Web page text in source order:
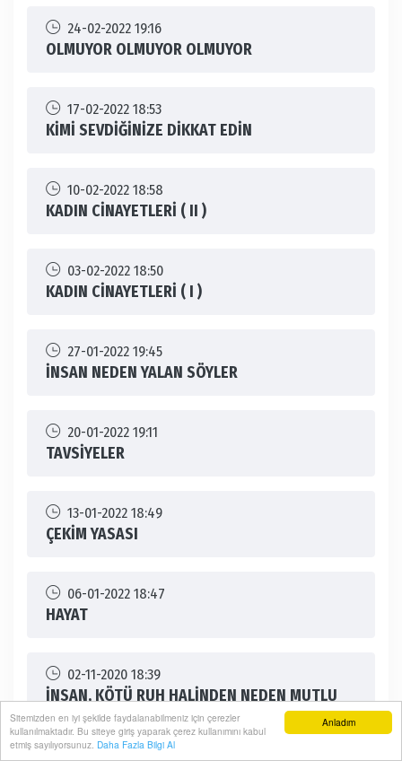
Anladım
Sitemizden en iyi şekilde faydalanabilmeniz için çerezler
kullanılmaktadır. Bu siteye giriş yaparak çerez kullanımını kabul
etmiş sayılıyorsunuz. Daha Fazla Bilgi Al
24-02-2022 19:16
OLMUYOR OLMUYOR OLMUYOR
17-02-2022 18:53
KİMİ SEVDİĞİNİZE DİKKAT EDİN
10-02-2022 18:58
KADIN CİNAYETLERİ ( II )
03-02-2022 18:50
KADIN CİNAYETLERİ ( I )
27-01-2022 19:45
İNSAN NEDEN YALAN SÖYLER
20-01-2022 19:11
TAVSİYELER
13-01-2022 18:49
ÇEKİM YASASI
06-01-2022 18:47
HAYAT
02-11-2020 18:39
İNSAN, KÖTÜ RUH HALİNDEN NEDEN MUTLU
OLMALI?